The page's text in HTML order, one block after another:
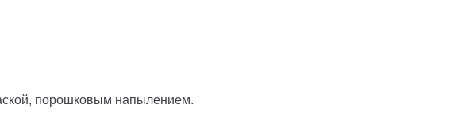
порошковым напылением.